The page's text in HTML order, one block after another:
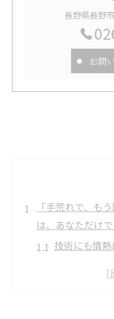
長野県長野
お問
「手荒れで、も
は、あなただけ
技術にも情
体」である